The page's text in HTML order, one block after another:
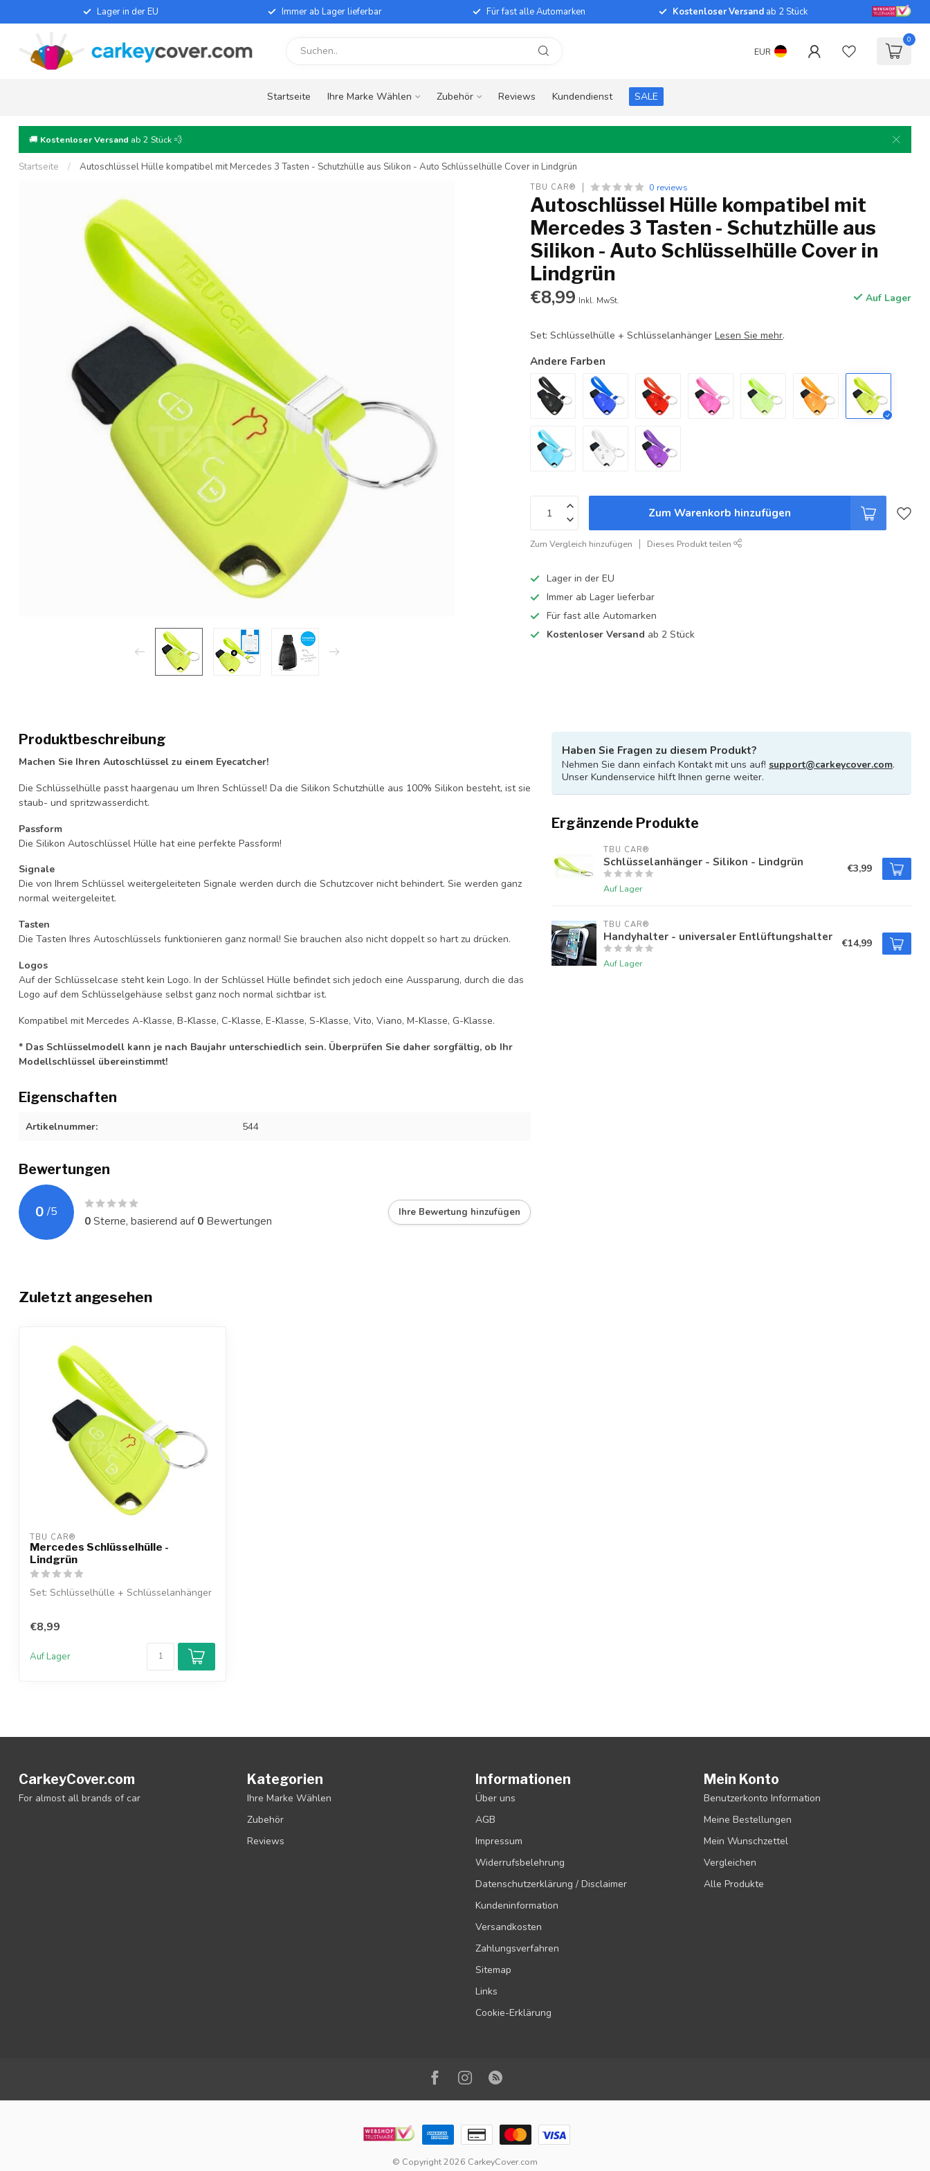
Lager in der EU Immer ab Lager lieferbar Für fast alle Automarken Kostenloser Versand ab 2 Stück
EUR
0
Startseite Ihre Marke Wählen Zubehör Reviews Kundendienst SALE
🚚 Kostenloser Versand ab 2 Stück 💨
Startseite / Autoschlüssel Hülle kompatibel mit Mercedes 3 Tasten - Schutzhülle aus Silikon - Auto Schlüsselhülle Cover in Lindgrün
TBU CAR® 0 reviews
Autoschlüssel Hülle kompatibel mit
Mercedes 3 Tasten - Schutzhülle aus
Silikon - Auto Schlüsselhülle Cover in
Lindgrün
€8,99 Inkl. MwSt. Auf Lager
Set: Schlüsselhülle + SchlüsselanhängerLesen Sie mehr.
Andere Farben
Zum Warenkorb hinzufügen
Zum Vergleich hinzufügen Dieses Produkt teilen
Lager in der EU
Immer ab Lager lieferbar
Für fast alle Automarken
Kostenloser Versand ab 2 Stück
Produktbeschreibung
Machen Sie Ihren Autoschlüssel zu einem Eyecatcher!
Die Schlüsselhülle passt haargenau um Ihren Schlüssel! Da die Silikon Schutzhülle aus 100% Silikon besteht, ist sie
staub- und spritzwasserdicht.
Passform
Die Silikon Autoschlüssel Hülle hat eine perfekte Passform!
Signale
Die von Ihrem Schlüssel weitergeleiteten Signale werden durch die Schutzcover nicht behindert. Sie werden ganz
normal weitergeleitet.
Tasten
Die Tasten Ihres Autoschlüssels funktionieren ganz normal! Sie brauchen also nicht doppelt so hart zu drücken.
Logos
Auf der Schlüsselcase steht kein Logo. In der Schlüssel Hülle befindet sich jedoch eine Aussparung, durch die das
Logo auf dem Schlüsselgehäuse selbst ganz noch normal sichtbar ist.
Kompatibel mit Mercedes A-Klasse, B-Klasse, C-Klasse, E-Klasse, S-Klasse, Vito, Viano, M-Klasse, G-Klasse.
* Das Schlüsselmodell kann je nach Baujahr unterschiedlich sein. Überprüfen Sie daher sorgfältig, ob Ihr
Modellschlüssel übereinstimmt!
Eigenschaften
Artikelnummer: 544
Bewertungen
0 /5
0Sterne, basierend auf0 Bewertungen
Ihre Bewertung hinzufügen
Haben Sie Fragen zu diesem Produkt?
Nehmen Sie dann einfach Kontakt mit uns auf! support@carkeycover.com.
Unser Kundenservice hilft Ihnen gerne weiter.
Ergänzende Produkte
TBU CAR®
Schlüsselanhänger - Silikon - Lindgrün
Auf Lager
€3,99
TBU CAR®
Handyhalter - universaler Entlüftungshalter
Auf Lager
€14,99
Zuletzt angesehen
TBU CAR®
Mercedes Schlüsselhülle -
Lindgrün
Set: Schlüsselhülle + Schlüsselanhänger
€8,99
Auf Lager
CarkeyCover.com
For almost all brands of car
Kategorien
Ihre Marke Wählen
Zubehör
Reviews
Informationen
Über uns
AGB
Impressum
Widerrufsbelehrung
Datenschutzerklärung / Disclaimer
Kundeninformation
Versandkosten
Zahlungsverfahren
Sitemap
Links
Cookie-Erklärung
Mein Konto
Benutzerkonto Information
Meine Bestellungen
Mein Wunschzettel
Vergleichen
Alle Produkte
© Copyright 2026 CarkeyCover.com